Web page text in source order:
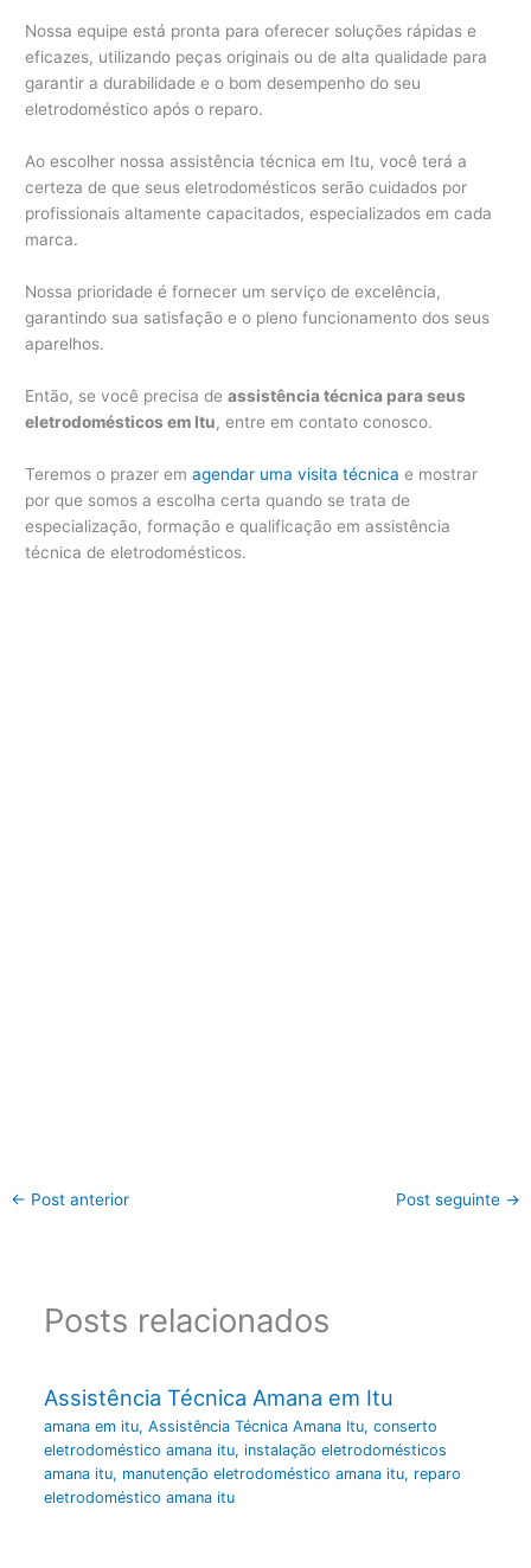
Nossa equipe está pronta para oferecer soluções rápidas e
eficazes, utilizando peças originais ou de alta qualidade para
garantir a durabilidade e o bom desempenho do seu
eletrodoméstico após o reparo.
Ao escolher nossa assistência técnica em Itu, você terá a
certeza de que seus eletrodomésticos serão cuidados por
profissionais altamente capacitados, especializados em cada
marca.
Nossa prioridade é fornecer um serviço de excelência,
garantindo sua satisfação e o pleno funcionamento dos seus
aparelhos.
Então, se você precisa deassistência técnica para seus
eletrodomésticos em Itu, entre em contato conosco.
Teremos o prazer emagendar uma visita técnica e mostrar
por que somos a escolha certa quando se trata de
especialização, formação e qualificação em assistência
técnica de eletrodomésticos.
← Post anterior Post seguinte →
Posts relacionados
Assistência Técnica Amana em Itu
amana em itu, Assistência Técnica Amana Itu, conserto
eletrodoméstico amana itu, instalação eletrodomésticos
amana itu, manutenção eletrodoméstico amana itu, reparo
eletrodoméstico amana itu